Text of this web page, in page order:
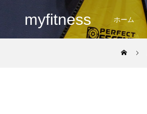
myfitness ホーム